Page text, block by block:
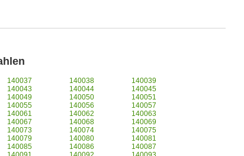
140037 140038
140039
140043 140044
140045
140049 140050
140051
140055 140056
140057
140061 140062
140063
140067 140068
140069
140073 140074
140075
140079 140080
140081
140085 140086
140087